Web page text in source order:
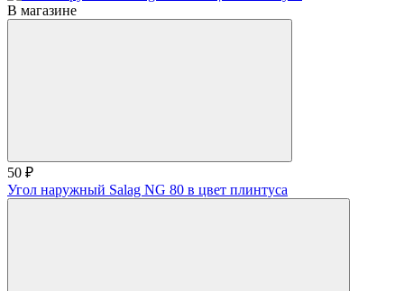
В магазине
50 ₽
Угол наружный Salag NG 80 в цвет плинтуса